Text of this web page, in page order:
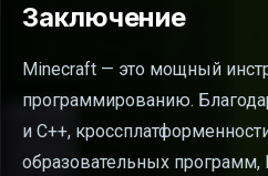
Заключение
Minecraft — это мощный
программированию.
и C++,
образовательных программ,